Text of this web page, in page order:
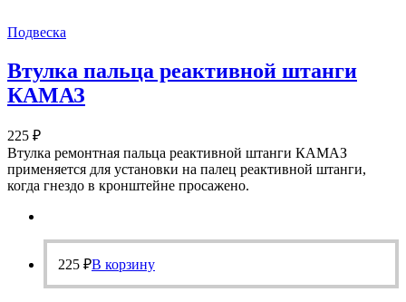
Подвеска
Втулка пальца реактивной штанги
КАМАЗ
225 ₽
Втулка ремонтная пальца реактивной штанги КАМАЗ
применяется для установки на палец реактивной штанги,
когда гнездо в кронштейне просажено.
225 ₽В корзину